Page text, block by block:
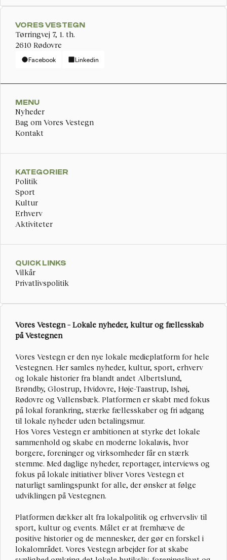
VORES VESTEGN
Tørringvej 7, 1. th.
2610 Rødovre
Facebook Linkedin
MENU
Nyheder
Bag om Vores Vestegn
Kontakt
KATEGORIER
Politik
Sport
Kultur
Erhverv
Aktiviteter
QUICK LINKS
Vilkår
Privatlivspolitik
Vores Vestegn – Lokale nyheder, kultur og fællesskab
på Vestegnen
Vores Vestegn er den nye lokale medieplatform for hele
Vestegnen. Her samles nyheder, kultur, sport, erhverv
og lokale historier fra blandt andet Albertslund,
Brøndby, Glostrup, Hvidovre, Høje-Taastrup, Ishøj,
Rødovre og Vallensbæk. Platformen er skabt med fokus
på lokal forankring, stærke fællesskaber og fri adgang
til lokale nyheder uden betalingsmur.
Hos Vores Vestegn er ambitionen at styrke det lokale
sammenhold og skabe en moderne lokalavis, hvor
borgere, foreninger og virksomheder får en stærk
stemme. Med daglige nyheder, reportager, interviews og
fokus på lokale initiativer bliver Vores Vestegn et
naturligt samlingspunkt for alle, der ønsker at følge
udviklingen på Vestegnen.
Platformen dækker alt fra lokalpolitik og erhvervsliv til
sport, kultur og events. Målet er at fremhæve de
positive historier og de mennesker, der gør en forskel i
lokalområdet. Vores Vestegn arbejder for at skabe